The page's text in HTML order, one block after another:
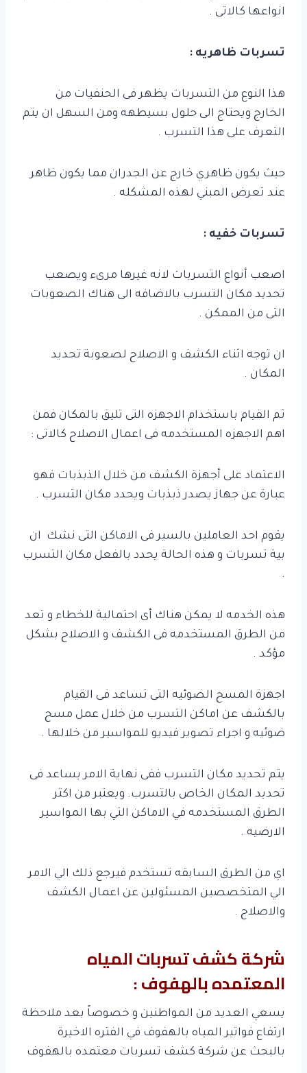
انواعها كالاتى .
تسربات ظاهريه :
هذا النوع من التسربات يظهر فى الحنفيات من
الخارج ويحتاج الى حلول بسيطهه ومن السهل ان يتم
التعرف على هذا التسرب .
حيث يكون ظاهري خارج عن الجدران مما يكون ظاهر
عند تعرض المبني لهذه المشكله .
تسربات خفيه :
اصعب أنواع التسربات لانه غيرها مرىء ويصعب
تحديد مكان التسرب بالاضافه الى هناك الصعوبات
التى من الممكن .
ان توجه اثناء الكشف و الاصلاح لصعوبة تحديد
المكان .
ثم القيام باستخدام الاجهزه التى تليق بالمكان فمن
اهم الاجهزه المستخدمه فى اعمال الاصلاح كالاتى :
الاعتماد على أجهزة الكشف من خلال الذبذبات فهو
عبارة عن جهاز يصدر ذبذبات ويحدد مكان التسرب .
يقوم احد العاملين بالسير فى الاماكن التى نشك ان
بية تسربات و هذه الحالة يحدد بالفعل مكان التسرب
.
هذه الخدمه لا يمكن هناك أى احتمالية للخطاء و تعد
من الطرق المستخدمه فى الكشف و الاصلاح بشكل
مؤكد .
اجهزة المسح الضوئيه التى تساعد فى القيام
بالكشف عن اماكن التسرب من خلال عمل مسح
ضوئيه و اجراء تصوير فيديو للمواسير من خلالها .
يتم تحديد مكان التسرب ففى نهاية الامر يساعد فى
تحديد المكان الخاص بالتسرب. ويعتبر من اكثر
الطرق المستخدمه في الاماكن التي بها المواسير
الارضيه .
اي من الطرق السابقه تستخدم فيرجع ذلك الي الامر
الي المتخصصين المسئولين عن اعمال الكشف
والاصلاح .
شركة كشف تسربات المياه
المعتمده بالهفوف :
يسعي العديد من المواطنين و خصوصاً بعد ملاحظة
ارتفاع فواتير المياه بالهفوف في الفتره الاخيرة
بالبحث عن شركة كشف تسربات معتمده بالهفوف